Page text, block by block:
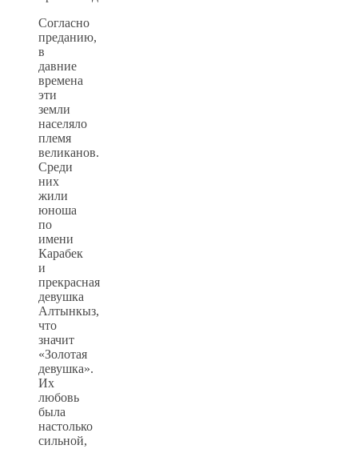
Согласно
преданию,
в
давние
времена
эти
земли
населяло
племя
великанов.
Среди
них
жили
юноша
по
имени
Карабек
и
прекрасная
девушка
Алтынкыз,
что
значит
«Золотая
девушка».
Их
любовь
была
настолько
сильной,